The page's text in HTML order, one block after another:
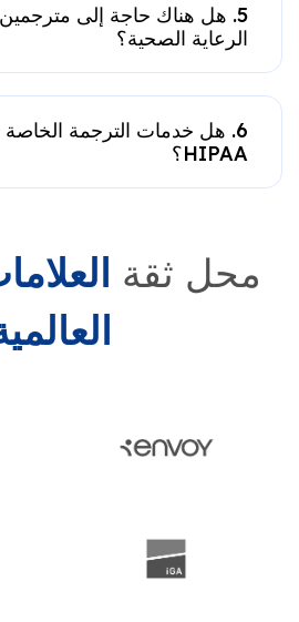
5. هل هناك حاجة إلى
الرعاية الصحية؟
6. هل خدمات الترجمة
HIPAA؟
محل ثقة